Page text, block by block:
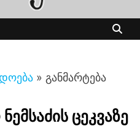
» განმარტება
ცეკვაზე